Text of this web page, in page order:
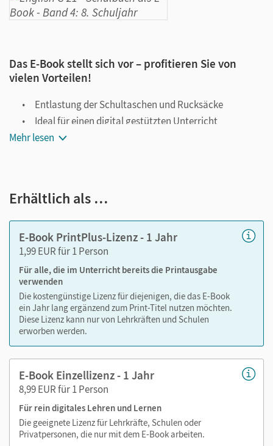
Das E-Book stellt sich vor – profitieren Sie von
vielen Vorteilen!
Entlastung der Schultaschen und Rucksäcke
Ideal für einen digital gestützten Unterricht
Notiz- und Markierungsmöglichkeit
Lernen:
Notizen erstellen
Markierungen setzen
Text ergänzen
Lesezeichen hinzufügen
Suchen im Text
Zoomen
Mehr lesen
Erhältlich als …
E-Book PrintPlus-Lizenz - 1 Jahr
1,99 EUR für 1 Person
Für alle, die im Unterricht bereits die Printausgabe
verwenden
Die kostengünstige Lizenz für diejenigen, die das E-Book
ein Jahr lang ergänzend zum Print-Titel nutzen möchten.
Diese Lizenz kann nur von Lehrkräften und Schulen
erworben werden.
E-Book Einzellizenz - 1 Jahr
8,99 EUR für 1 Person
Für rein digitales Lehren und Lernen
Die geeignete Lizenz für Lehrkräfte, Schulen oder
Privatpersonen, die nur mit dem E-Book arbeiten.